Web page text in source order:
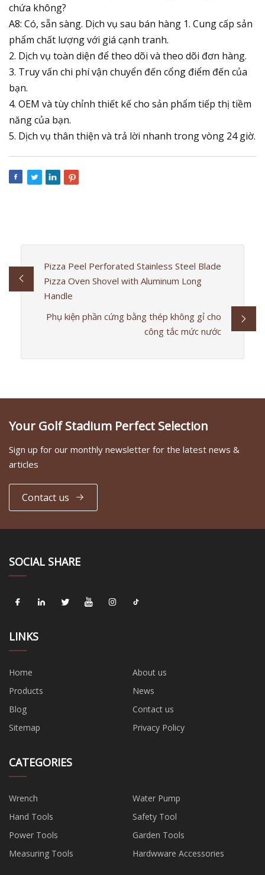
chứa không?
A8: Có, sẵn sàng. Dịch vụ sau bán hàng 1. Cung cấp sản
phẩm chất lượng với giá cạnh tranh.
2. Dịch vụ toàn diện để theo dõi và theo dõi đơn hàng.
3. Truy vấn chi phí vận chuyển đến cổng điểm đến của
bạn.
4. OEM và tùy chỉnh thiết kế cho sản phẩm tiếp thị tiềm
năng của bạn.
5. Dịch vụ thân thiện và trả lời nhanh trong vòng 24 giờ.
Pizza Peel Perforated Stainless Steel Blade
Pizza Oven Shovel with Aluminum Long
Handle
Phụ kiện phần cứng bằng thép không gỉ cho
công tắc mức nước
Your Golf Stadium Perfect Selection
Sign up for our monthly newsletter for the latest news &
articles
Contact us
SOCIAL SHARE
LINKS
Home
About us
Products
News
Blog
Contact us
Sitemap
Privacy Policy
CATEGORIES
Wrench
Water Pump
Hand Tools
Safety Tool
Power Tools
Garden Tools
Measuring Tools
Hardwware Accessories